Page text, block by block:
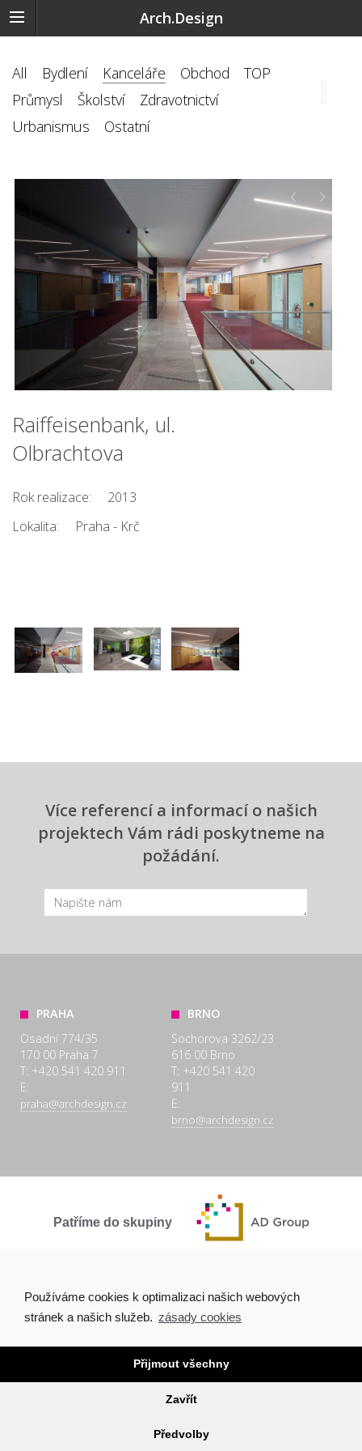
Arch.Design
All Bydlení Kanceláře Obchod
TOP
Průmysl
Školství
Zdravotnictví
Urbanismus
Ostatní
‹ ›
Raiffeisenbank, ul.
Olbrachtova
Rok realizace:
2013
Lokalita:
Praha - Krč
Více referencí a informací o našich
projektech Vám rádi poskytneme na
požádání.
PRAHA
Osadní 774/35
170 00 Praha 7
T: +420 541 420 911
E:
praha@archdesign.cz
BRNO
Sochorova 3262/23
616 00 Brno
T: +420 541 420
911
E:
brno@archdesign.cz
Patříme do skupiny
Copyright © 2026 Arch.Design, s.r.o. |Ochrana osobních údajů|
Tvorba webových stránek Brno
PROJEKTY KONTAKTY
Používáme cookies k optimalizaci našich webových
stránek a našich služeb. zásady cookies
Přijmout všechny
Zavřít
Předvolby